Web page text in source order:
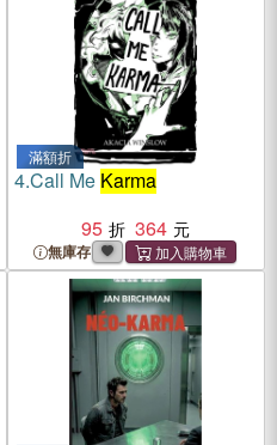
滿額折
4.Call Me Karma
95
364
無庫存